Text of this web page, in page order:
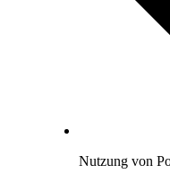
Nutzung von